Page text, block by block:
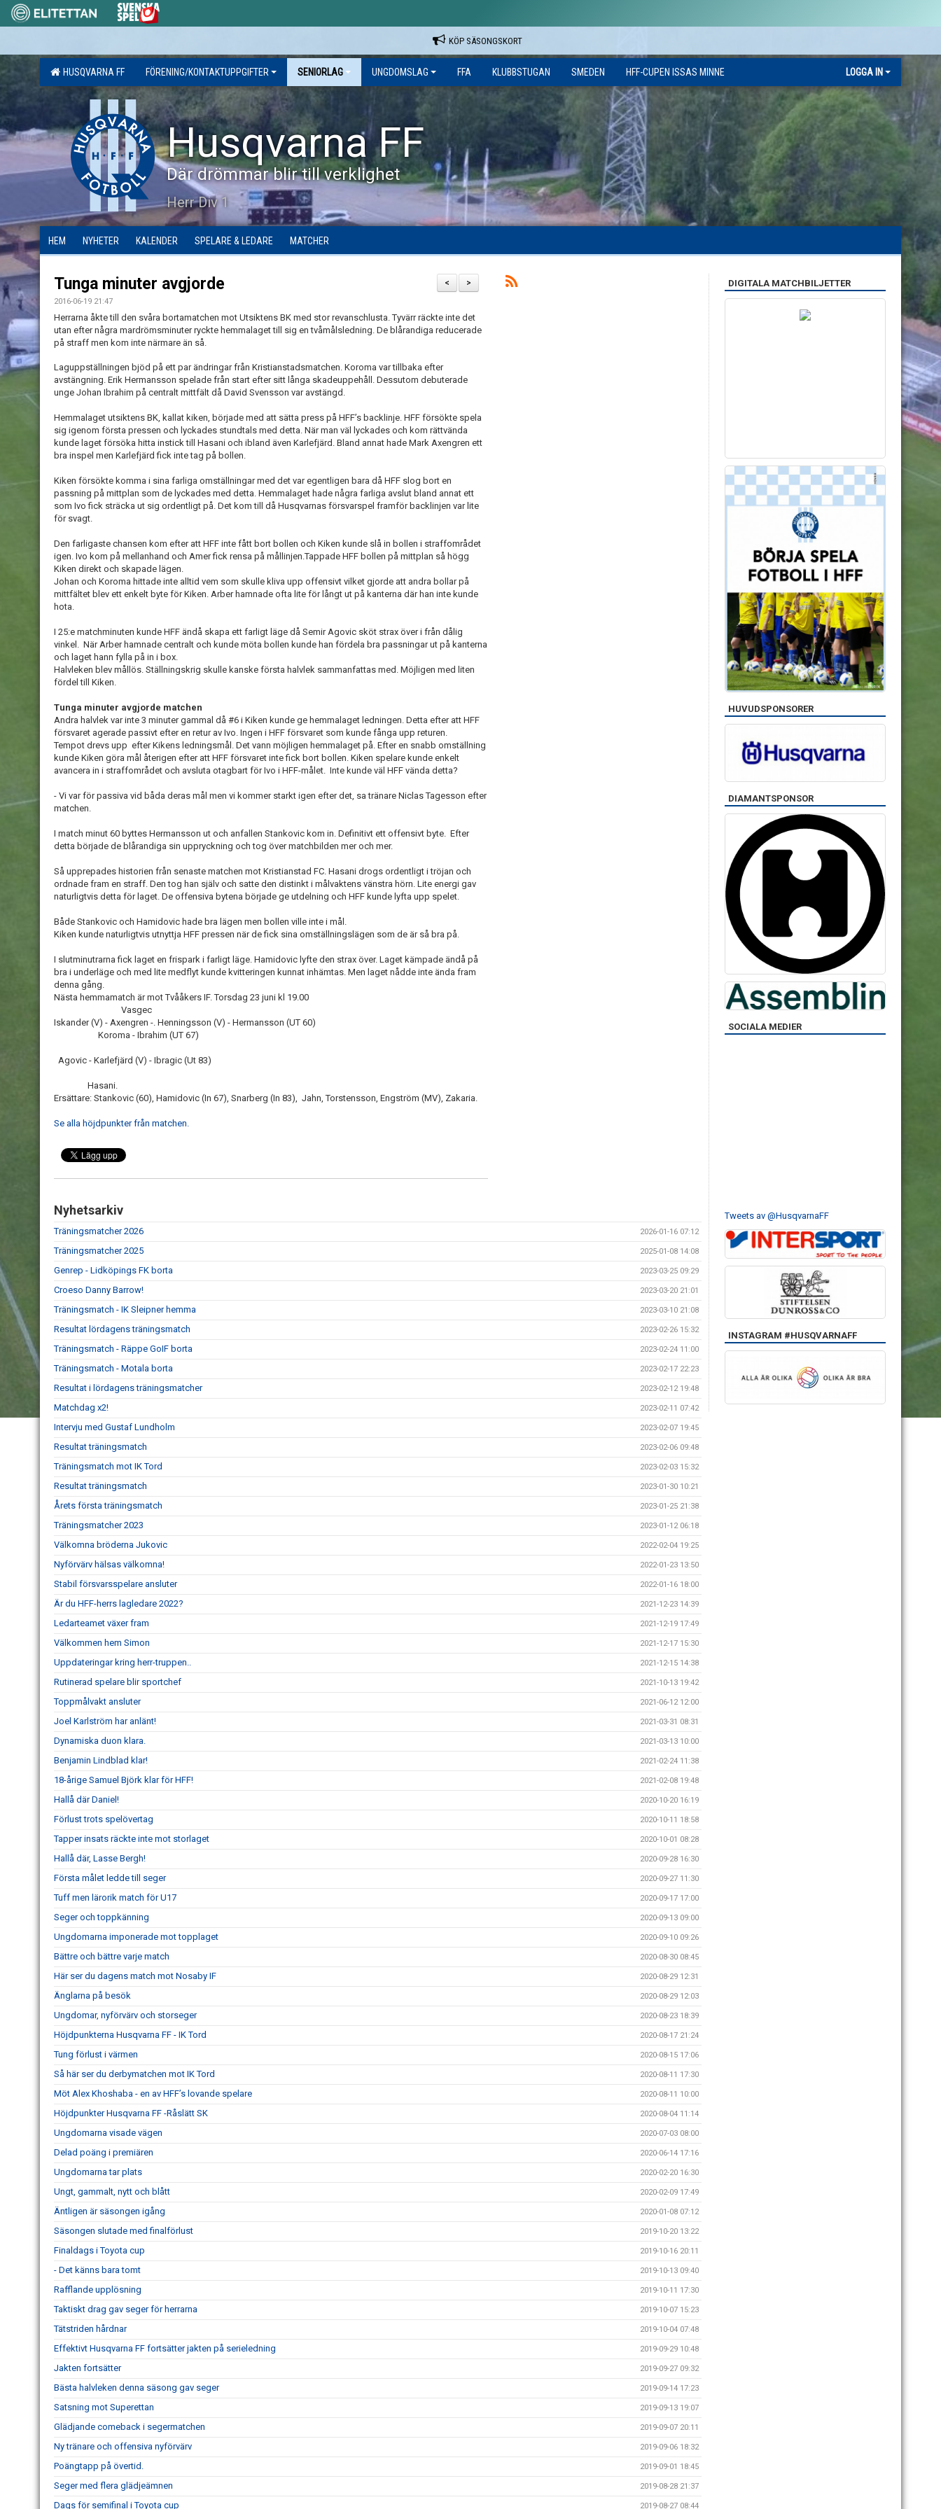
KÖP SÄSONGSKORT
HUSQVARNA FF FÖRENING/KONTAKTUPPGIFTER SENIORLAG UNGDOMSLAG FFA KLUBBSTUGAN SMEDEN HFF-CUPEN ISSAS MINNE LOGGA IN
Husqvarna FF
Där drömmar blir till verklighet
Herr Div 1
HEM NYHETER KALENDER SPELARE & LEDARE MATCHER
>
<
Tunga minuter avgjorde
2016-06-19 21:47
Herrarna åkte till den svåra bortamatchen mot Utsiktens BK med stor revanschlusta. Tyvärr räckte inte det
utan efter några mardrömsminuter ryckte hemmalaget till sig en tvåmålsledning. De blårandiga reducerade
på straff men kom inte närmare än så.
Laguppställningen bjöd på ett par ändringar från Kristianstadsmatchen. Koroma var tillbaka efter
avstängning. Erik Hermansson spelade från start efter sitt långa skadeuppehåll. Dessutom debuterade
unge Johan Ibrahim på centralt mittfält då David Svensson var avstängd.
Hemmalaget utsiktens BK, kallat kiken, började med att sätta press på HFF’s backlinje. HFF försökte spela
sig igenom första pressen och lyckades stundtals med detta. När man väl lyckades och kom rättvända
kunde laget försöka hitta instick till Hasani och ibland även Karlefjärd. Bland annat hade Mark Axengren ett
bra inspel men Karlefjärd fick inte tag på bollen.
Kiken försökte komma i sina farliga omställningar med det var egentligen bara då HFF slog bort en
passning på mittplan som de lyckades med detta. Hemmalaget hade några farliga avslut bland annat ett
som Ivo fick sträcka ut sig ordentligt på. Det kom till då Husqvarnas försvarspel framför backlinjen var lite
för svagt.
Den farligaste chansen kom efter att HFF inte fått bort bollen och Kiken kunde slå in bollen i straffområdet
igen. Ivo kom på mellanhand och Amer fick rensa på mållinjen.Tappade HFF bollen på mittplan så högg
Kiken direkt och skapade lägen.
Johan och Koroma hittade inte alltid vem som skulle kliva upp offensivt vilket gjorde att andra bollar på
mittfältet blev ett enkelt byte för Kiken. Arber hamnade ofta lite för långt ut på kanterna där han inte kunde
hota.
I 25:e matchminuten kunde HFF ändå skapa ett farligt läge då Semir Agovic sköt strax över i från dålig
vinkel. När Arber hamnade centralt och kunde möta bollen kunde han fördela bra passningar ut på kanterna
och laget hann fylla på in i box.
Halvleken blev mållös. Ställningskrig skulle kanske första halvlek sammanfattas med. Möjligen med liten
fördel till Kiken.
Tunga minuter avgjorde matchen
Andra halvlek var inte 3 minuter gammal då #6 i Kiken kunde ge hemmalaget ledningen. Detta efter att HFF
försvaret agerade passivt efter en retur av Ivo. Ingen i HFF försvaret som kunde fånga upp returen.
Tempot drevs upp efter Kikens ledningsmål. Det vann möjligen hemmalaget på. Efter en snabb omställning
kunde Kiken göra mål återigen efter att HFF försvaret inte fick bort bollen. Kiken spelare kunde enkelt
avancera in i straffområdet och avsluta otagbart för Ivo i HFF-målet. Inte kunde väl HFF vända detta?
- Vi var för passiva vid båda deras mål men vi kommer starkt igen efter det, sa tränare Niclas Tagesson efter
matchen.
I match minut 60 byttes Hermansson ut och anfallen Stankovic kom in. Definitivt ett offensivt byte. Efter
detta började de blårandiga sin uppryckning och tog över matchbilden mer och mer.
Så upprepades historien från senaste matchen mot Kristianstad FC. Hasani drogs ordentligt i tröjan och
ordnade fram en straff. Den tog han själv och satte den distinkt i målvaktens vänstra hörn. Lite energi gav
naturligtvis detta för laget. De offensiva bytena började ge utdelning och HFF kunde lyfta upp spelet.
Både Stankovic och Hamidovic hade bra lägen men bollen ville inte i mål.
Kiken kunde naturligtvis utnyttja HFF pressen när de fick sina omställningslägen som de är så bra på.
I slutminutrarna fick laget en frispark i farligt läge. Hamidovic lyfte den strax över. Laget kämpade ändå på
bra i underläge och med lite medflyt kunde kvitteringen kunnat inhämtas. Men laget nådde inte ända fram
denna gång.
Nästa hemmamatch är mot Tvååkers IF. Torsdag 23 juni kl 19.00
Vasgec
Iskander (V) - Axengren -. Henningsson (V) - Hermansson (UT 60)
Koroma - Ibrahim (UT 67)
Agovic - Karlefjärd (V) - Ibragic (Ut 83)
Hasani.
Ersättare: Stankovic (60), Hamidovic (In 67), Snarberg (In 83), Jahn, Torstensson, Engström (MV), Zakaria.
Se alla höjdpunkter från matchen.
Nyhetsarkiv
Träningsmatcher 2026 2026-01-16 07:12
Träningsmatcher 2025 2025-01-08 14:08
Genrep - Lidköpings FK borta 2023-03-25 09:29
Croeso Danny Barrow! 2023-03-20 21:01
Träningsmatch - IK Sleipner hemma 2023-03-10 21:08
Resultat lördagens träningsmatch 2023-02-26 15:32
Träningsmatch - Räppe GoIF borta 2023-02-24 11:00
Träningsmatch - Motala borta 2023-02-17 22:23
Resultat i lördagens träningsmatcher 2023-02-12 19:48
Matchdag x2! 2023-02-11 07:42
Intervju med Gustaf Lundholm 2023-02-07 19:45
Resultat träningsmatch 2023-02-06 09:48
Träningsmatch mot IK Tord 2023-02-03 15:32
Resultat träningsmatch 2023-01-30 10:21
Årets första träningsmatch 2023-01-25 21:38
Träningsmatcher 2023 2023-01-12 06:18
Välkomna bröderna Jukovic 2022-02-04 19:25
Nyförvärv hälsas välkomna! 2022-01-23 13:50
Stabil försvarsspelare ansluter 2022-01-16 18:00
Är du HFF-herrs lagledare 2022? 2021-12-23 14:39
Ledarteamet växer fram 2021-12-19 17:49
Välkommen hem Simon 2021-12-17 15:30
Uppdateringar kring herr-truppen.. 2021-12-15 14:38
Rutinerad spelare blir sportchef 2021-10-13 19:42
Toppmålvakt ansluter 2021-06-12 12:00
Joel Karlström har anlänt! 2021-03-31 08:31
Dynamiska duon klara. 2021-03-13 10:00
Benjamin Lindblad klar! 2021-02-24 11:38
18-årige Samuel Björk klar för HFF! 2021-02-08 19:48
Hallå där Daniel! 2020-10-20 16:19
Förlust trots spelövertag 2020-10-11 18:58
Tapper insats räckte inte mot storlaget 2020-10-01 08:28
Hallå där, Lasse Bergh! 2020-09-28 16:30
Första målet ledde till seger 2020-09-27 11:30
Tuff men lärorik match för U17 2020-09-17 17:00
Seger och toppkänning 2020-09-13 09:00
Ungdomarna imponerade mot topplaget 2020-09-10 09:26
Bättre och bättre varje match 2020-08-30 08:45
Här ser du dagens match mot Nosaby IF 2020-08-29 12:31
Änglarna på besök 2020-08-29 12:03
Ungdomar, nyförvärv och storseger 2020-08-23 18:39
Höjdpunkterna Husqvarna FF - IK Tord 2020-08-17 21:24
Tung förlust i värmen 2020-08-15 17:06
Så här ser du derbymatchen mot IK Tord 2020-08-11 17:30
Möt Alex Khoshaba - en av HFF’s lovande spelare 2020-08-11 10:00
Höjdpunkter Husqvarna FF -Råslätt SK 2020-08-04 11:14
Ungdomarna visade vägen 2020-07-03 08:00
Delad poäng i premiären 2020-06-14 17:16
Ungdomarna tar plats 2020-02-20 16:30
Ungt, gammalt, nytt och blått 2020-02-09 17:49
Äntligen är säsongen igång 2020-01-08 07:12
Säsongen slutade med finalförlust 2019-10-20 13:22
Finaldags i Toyota cup 2019-10-16 20:11
- Det känns bara tomt 2019-10-13 09:40
Rafflande upplösning 2019-10-11 17:30
Taktiskt drag gav seger för herrarna 2019-10-07 15:23
Tätstriden hårdnar 2019-10-04 07:48
Effektivt Husqvarna FF fortsätter jakten på serieledning 2019-09-29 10:48
Jakten fortsätter 2019-09-27 09:32
Bästa halvleken denna säsong gav seger 2019-09-14 17:23
Satsning mot Superettan 2019-09-13 19:07
Glädjande comeback i segermatchen 2019-09-07 20:11
Ny tränare och offensiva nyförvärv 2019-09-06 18:32
Poängtapp på övertid. 2019-09-01 18:45
Seger med flera glädjeämnen 2019-08-28 21:37
Dags för semifinal i Toyota cup 2019-08-27 08:44
DIGITALA MATCHBILJETTER
HUVUDSPONSORER
DIAMANTSPONSOR
SOCIALA MEDIER
Tweets av @HusqvarnaFF
INSTAGRAM #HUSQVARNAFF